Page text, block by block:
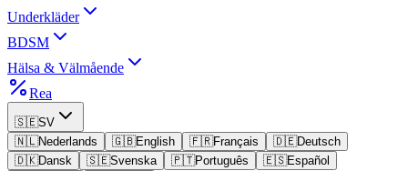
Underkläder
BDSM
Hälsa & Välmående
Rea
🇸🇪SV
🇳🇱Nederlands 🇬🇧English 🇫🇷Français 🇩🇪Deutsch
🇩🇰Dansk 🇸🇪Svenska 🇵🇹Português 🇪🇸Español